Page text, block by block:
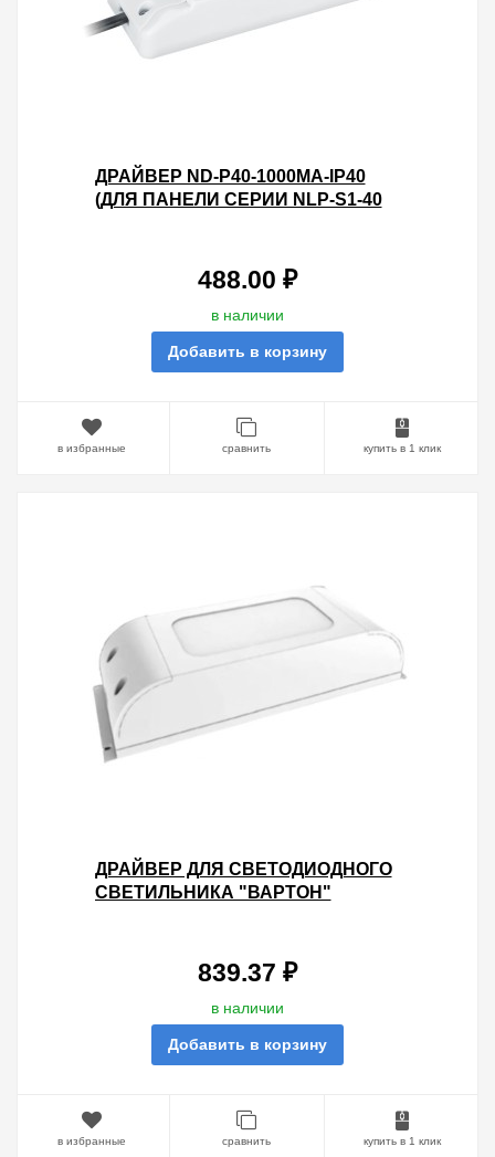
ДРАЙВЕР ND-P40-1000MA-IP40
(ДЛЯ ПАНЕЛИ СЕРИИ NLP-S1-40
488.00 ₽
в наличии
Добавить в корзину
в избранные сравнить купить в 1 клик
ДРАЙВЕР ДЛЯ СВЕТОДИОДНОГО
СВЕТИЛЬНИКА "ВАРТОН"
839.37 ₽
в наличии
Добавить в корзину
в избранные сравнить купить в 1 клик